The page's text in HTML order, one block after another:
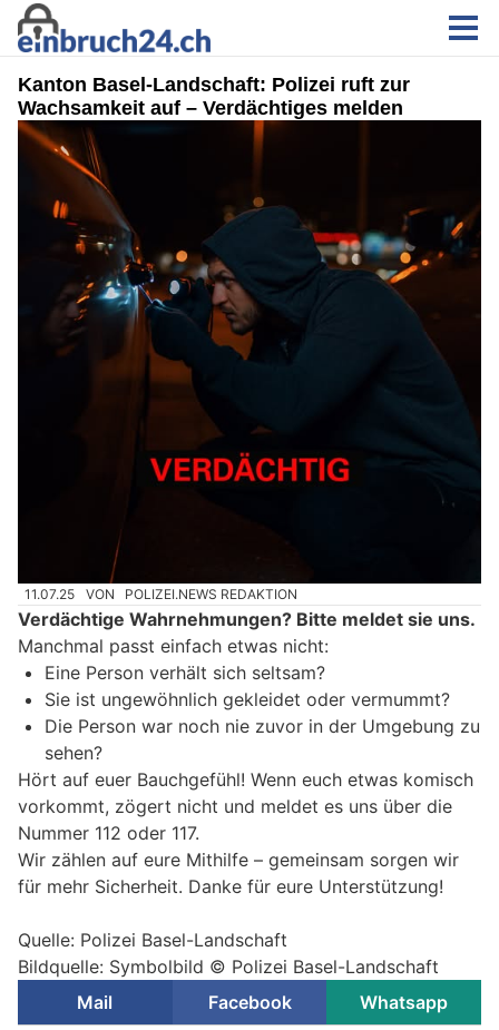
Kanton Basel-Landschaft: Polizei ruft zur
Wachsamkeit auf – Verdächtiges melden
11.07.25 VON POLIZEI.NEWS REDAKTION
Verdächtige Wahrnehmungen? Bitte meldet sie uns.
Manchmal passt einfach etwas nicht:
Eine Person verhält sich seltsam?
Sie ist ungewöhnlich gekleidet oder vermummt?
Die Person war noch nie zuvor in der Umgebung zu
sehen?
Hört auf euer Bauchgefühl! Wenn euch etwas komisch
vorkommt, zögert nicht und meldet es uns über die
Nummer 112 oder 117.
Wir zählen auf eure Mithilfe – gemeinsam sorgen wir
für mehr Sicherheit. Danke für eure Unterstützung!
Quelle: Polizei Basel-Landschaft
Bildquelle: Symbolbild © Polizei Basel-Landschaft
Mail
Facebook Whatsapp